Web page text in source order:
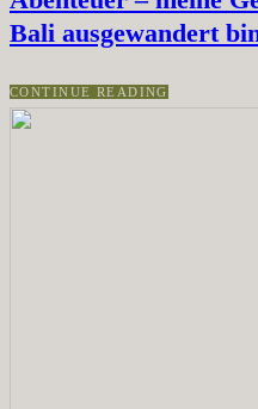
Bali ausgewandert
CONTINUE READING